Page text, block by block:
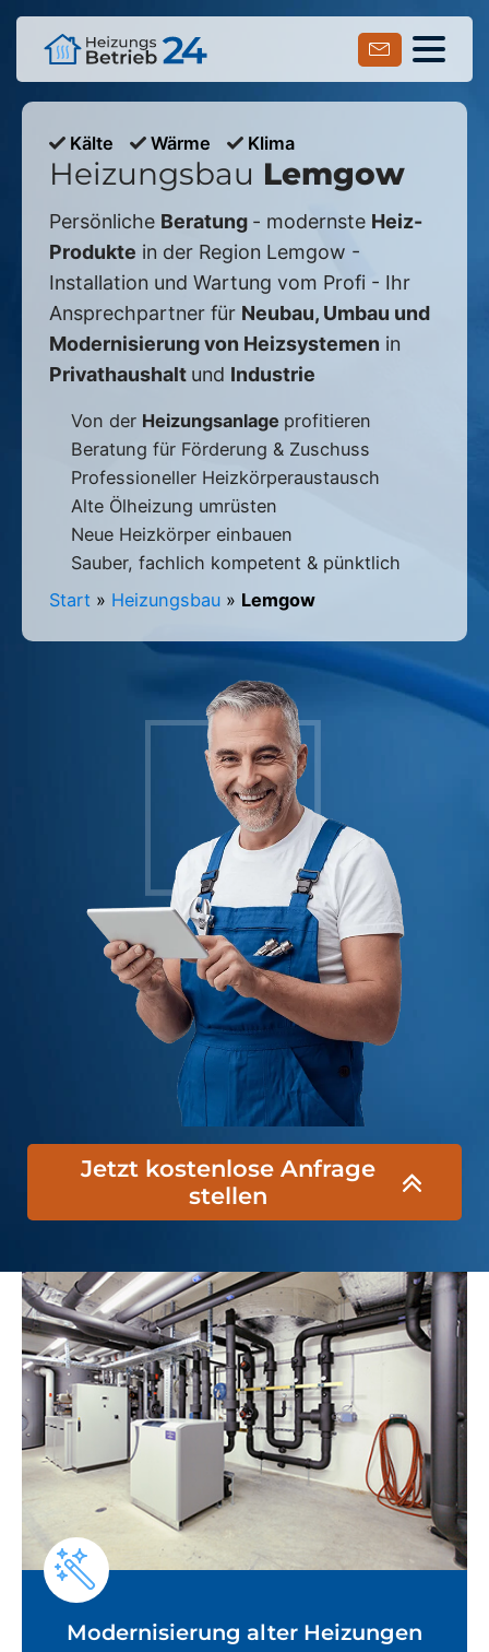
Kälte Wärme Klima
Heizungsbau Lemgow
Persönliche Beratung - modernste Heiz-
Produkte in der Region Lemgow -
Installation und Wartung vom Profi - Ihr
Ansprechpartner für Neubau, Umbau und
Modernisierung von Heizsystemen in
Privathaushalt und Industrie
Von der Heizungsanlage profitieren
Beratung für Förderung & Zuschuss
Professioneller Heizkörperaustausch
Alte Ölheizung umrüsten
Neue Heizkörper einbauen
Sauber, fachlich kompetent & pünktlich
Start » Heizungsbau » Lemgow
Jetzt kostenlose Anfrage
stellen
Modernisierung alter Heizungen